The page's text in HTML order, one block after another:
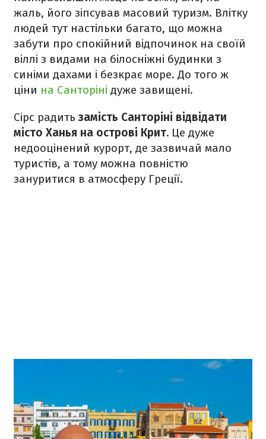
жаль, його зіпсував масовий туризм. Влітку
людей тут настільки багато, що можна
забути про спокійний відпочинок на своїй
віллі з видами на білосніжні будинки з
синіми дахами і безкрає море. До того ж
ціни на Санторіні дуже завищені.
Сірс радитьзамість Санторіні відвідати
місто Ханья на острові Крит. Це дуже
недооцінений курорт, де зазвичай мало
туристів, а тому можна повністю
зануритися в атмосферу Греції.